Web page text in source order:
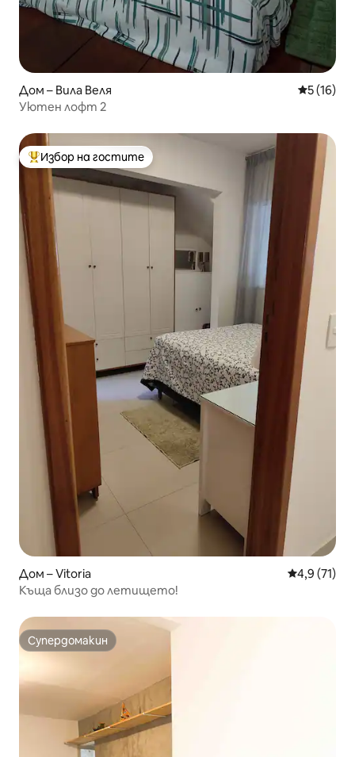
Дом – Вила Веля Средна
5 (16)
Уютен лофт 2
Най-популярен избор на гостите
Избор на гостите
Дом – Vitoria Средна
4,9 (71)
Къща близо до летището!
Супердомакин
Супердомакин